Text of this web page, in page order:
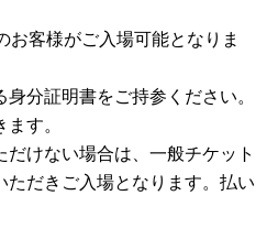
客様がご入場可能となりま
分証明書をご持参ください。
す。
けない場合は、一般チケット
ただきご入場となります。払い